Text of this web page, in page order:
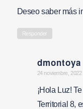
Deseo saber más
Responder
dmontoya
says:
24 noviembre,
¡Hola Luz!
Territorial 8,